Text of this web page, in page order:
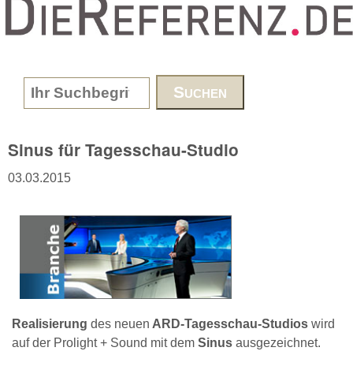
www.DieReferenz.de
Search form
Sinus für Tagesschau-Studio
03.03.2015
Realisierung des neuen ARD-Tagesschau-Studios wird
auf der Prolight + Sound mit dem Sinus ausgezeichnet.